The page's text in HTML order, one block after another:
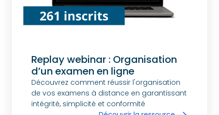
Replay webinar : Organisation
d’un examen en ligne
Découvrez comment réussir l'organisation
de vos examens à distance en garantissant
intégrité, simplicité et conformité